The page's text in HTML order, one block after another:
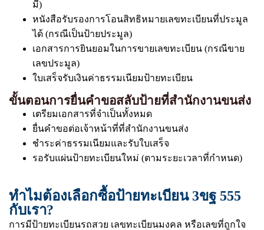
มี)
หนังสือรับรองการโอนสิทธิหมายเลขทะเบียนที่ประมูล
ได้ (กรณีเป็นป้ายประมูล)
เอกสารการยินยอมในการขายเลขทะเบียน (กรณีขาย
เลขประมูล)
ใบเสร็จรับเงินค่าธรรมเนียมป้ายทะเบียน
ขั้นตอนการยื่นคำขอสลับป้ายที่สำนักงานขนส่ง
เตรียมเอกสารที่จำเป็นทั้งหมด
ยื่นคำขอต่อเจ้าหน้าที่ที่สำนักงานขนส่ง
ชำระค่าธรรมเนียมและรับใบเสร็จ
รอรับแผ่นป้ายทะเบียนใหม่ (ตามระยะเวลาที่กำหนด)
ทำไมต้องเลือกซื้อป้ายทะเบียน 3ขฐ 555
กับเรา?
การมีป้ายทะเบียนรถสวย เลขทะเบียนมงคล หรือเลขที่ถูกใจ